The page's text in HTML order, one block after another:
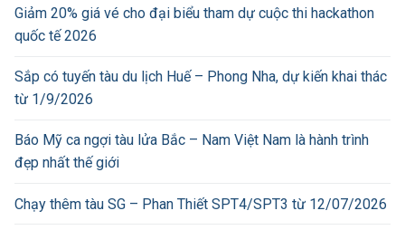
Giảm 20% giá vé cho đại biểu tham dự cuộc thi hackathon
quốc tế 2026
Sắp có tuyến tàu du lịch Huế – Phong Nha, dự kiến khai thác
từ 1/9/2026
Báo Mỹ ca ngợi tàu lửa Bắc – Nam Việt Nam là hành trình
đẹp nhất thế giới
Chạy thêm tàu SG – Phan Thiết SPT4/SPT3 từ 12/07/2026